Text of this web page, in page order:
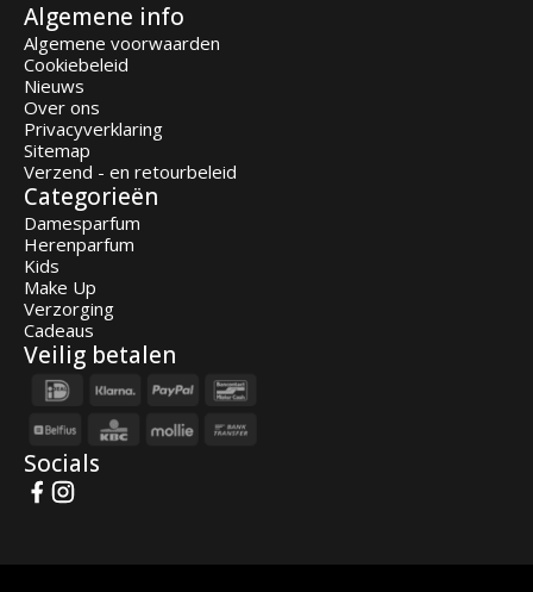
Algemene info
Algemene voorwaarden
Cookiebeleid
Nieuws
Over ons
Privacyverklaring
Sitemap
Verzend - en retourbeleid
Categorieën
Damesparfum
Herenparfum
Kids
Make Up
Verzorging
Cadeaus
Veilig betalen
Socials